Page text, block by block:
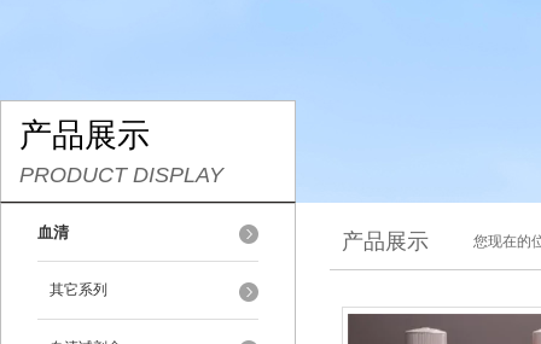
产品展示
PRODUCT DISPLAY
血清
其它系列
产品展示 您现在的